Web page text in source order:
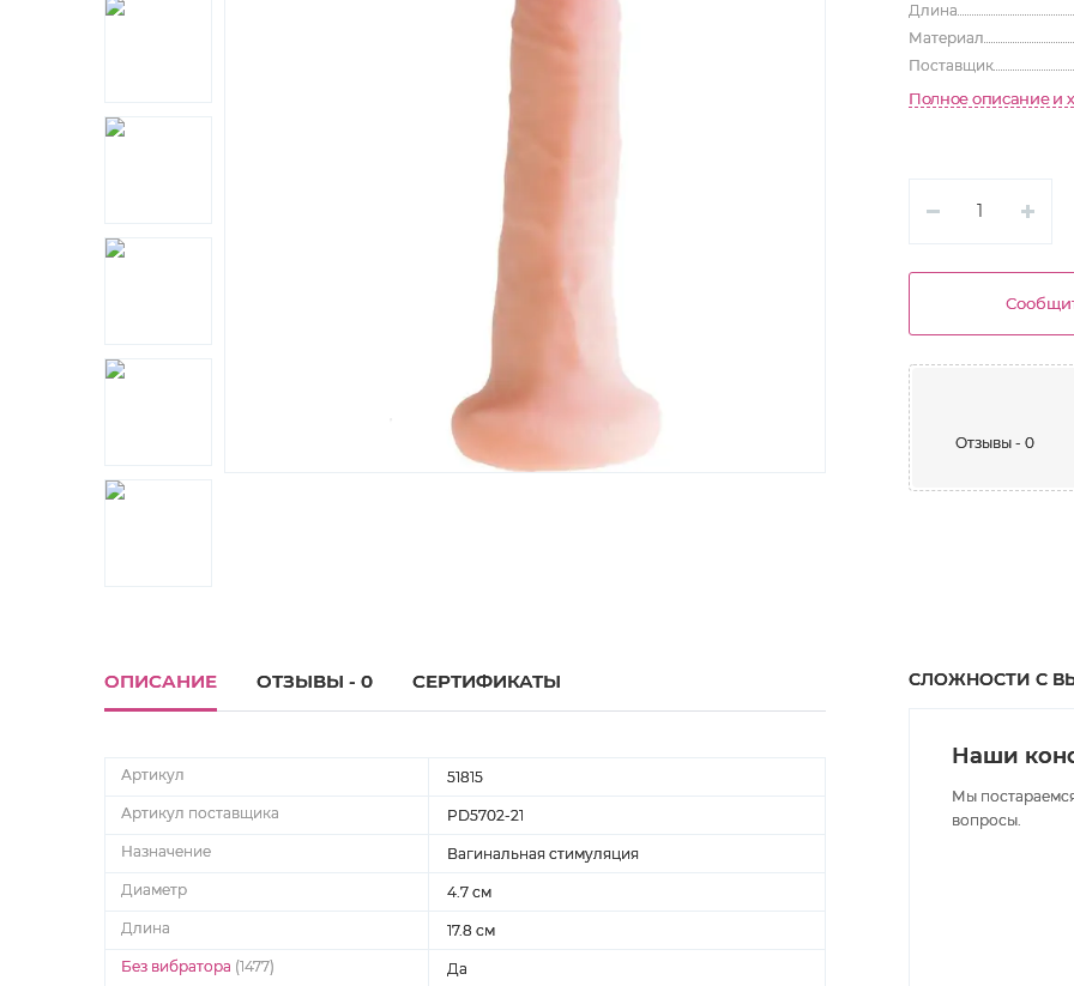
Длина
Материал
Поставщик
Полное описание и
Отзывы - 0
ОПИСАНИЕ ОТЗЫВЫ - 0 СЕРТИФИКАТЫ
Артикул
51815
Артикул поставщика
PD5702-21
Назначение
Вагинальная стимуляция
Диаметр
4.7 см
Длина
17.8 см
Без вибратора (1477)
Да
СЛОЖНОСТИ С
Наши
Мы
вопросы.